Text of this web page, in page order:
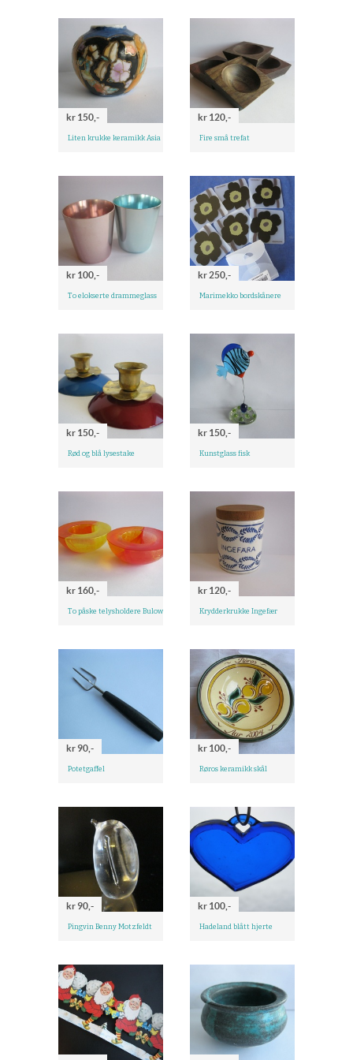
kr 150,-
Liten krukke keramikk Asia
kr 120,-
Fire små trefat
kr 100,-
To elokserte drammeglass
kr 250,-
Marimekko bordskånere
kr 150,-
Rød og blå lysestake
kr 150,-
Kunstglass fisk
kr 160,-
To påske telysholdere Bulow
kr 120,-
Krydderkrukke Ingefær
kr 90,-
Potetgaffel
kr 100,-
Røros keramikk skål
kr 90,-
Pingvin Benny Motzfeldt
kr 100,-
Hadeland blått hjerte